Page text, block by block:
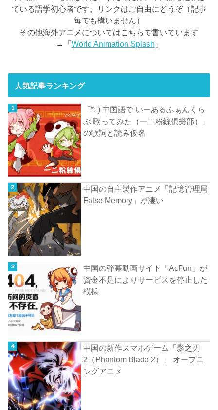
ている語学初心者です。リンクはご自由にどうぞ（記事
毎でも構いません）
その他海外アニメについてはこちらで書いています
→「World Animation Splash 」
人気記事ランキング
「*: ) 中国語で いーあるふぁんくら
ぶ 歌ってみた（一二粉絲俱樂部）」
の歌詞と読み仮名
中国の自主製作アニメ「記憶管理局
False Memory」が凄い
中国の弾幕動画サイト「AcFun」が
資金不足によりサービスを停止した
模様
中国の新作スマホゲーム「影之刃
2（Phantom Blade 2）」 オープニ
ングアニメ